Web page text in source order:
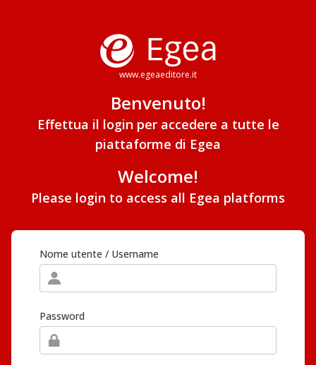
www.egeaeditore.it
Benvenuto!
Effettua il login per accedere a tutte le
piattaforme di Egea
Welcome!
Please login to access all Egea platforms
Nome utente / Username
Password